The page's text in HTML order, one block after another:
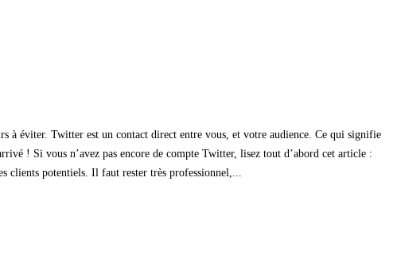
à éviter. Twitter est un contact direct entre vous, et votre audience. Ce qui signifie
! Si vous n’avez pas encore de compte Twitter, lisez tout d’abord cet article :
clients potentiels. Il faut rester très professionnel,...